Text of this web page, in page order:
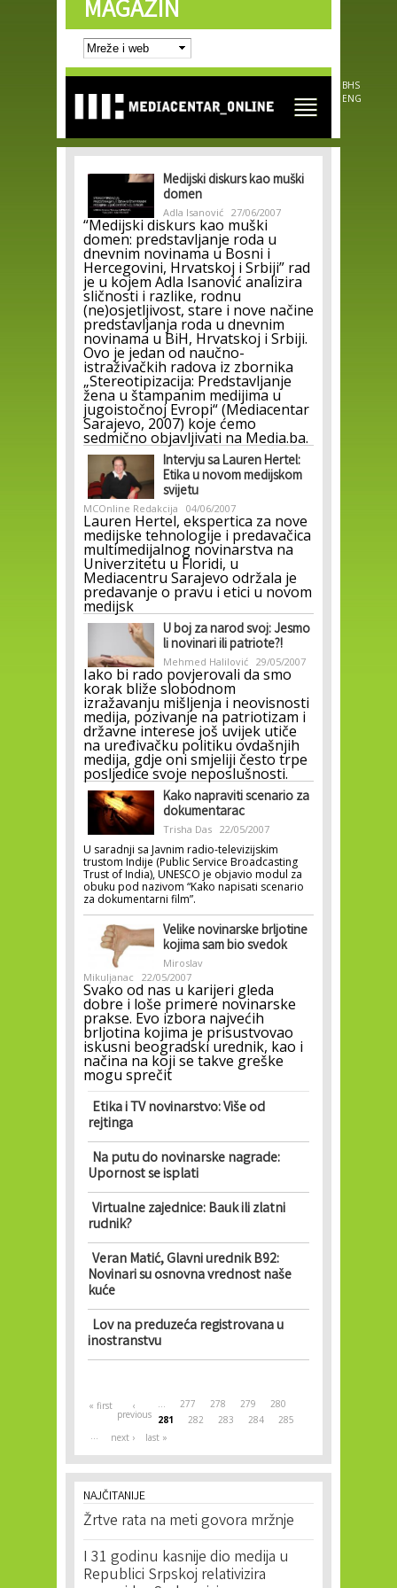
Skip to
main
content
MAGAZIN
BHS
ENG
Medijski diskurs kao muški
domen
Adla Isanović 27/06/2007
“Medijski diskurs kao muški
domen: predstavljanje roda u
dnevnim novinama u Bosni i
Hercegovini, Hrvatskoj i Srbiji” rad
je u kojem Adla Isanović analizira
sličnosti i razlike, rodnu
(ne)osjetljivost, stare i nove načine
predstavljanja roda u dnevnim
novinama u BiH, Hrvatskoj i Srbiji.
Ovo je jedan od naučno-
istraživačkih radova iz zbornika
„Stereotipizacija: Predstavljanje
žena u štampanim medijima u
jugoistočnoj Evropi“ (Mediacentar
Sarajevo, 2007) koje ćemo
sedmično objavljivati na Media.ba.
Intervju sa Lauren Hertel:
Etika u novom medijskom
svijetu
MCOnline Redakcija 04/06/2007
Lauren Hertel, ekspertica za nove
medijske tehnologije i predavačica
multimedijalnog novinarstva na
Univerzitetu u Floridi, u
Mediacentru Sarajevo održala je
predavanje o pravu i etici u novom
medijsk
U boj za narod svoj: Jesmo
li novinari ili patriote?!
Mehmed Halilović 29/05/2007
Iako bi rado povjerovali da smo
korak bliže slobodnom
izražavanju mišljenja i neovisnosti
medija, pozivanje na patriotizam i
državne interese još uvijek utiče
na uređivačku politiku ovdašnjih
medija, gdje oni smjeliji često trpe
posljedice svoje neposlušnosti.
Kako napraviti scenario za
dokumentarac
Trisha Das 22/05/2007
U saradnji sa Javnim radio-televizijskim
trustom Indije (Public Service Broadcasting
Trust of India), UNESCO je objavio modul za
obuku pod nazivom “Kako napisati scenario
za dokumentarni film”.
Velike novinarske brljotine
kojima sam bio svedok
Miroslav
Mikuljanac
22/05/2007
Svako od nas u karijeri gleda
dobre i loše primere novinarske
prakse. Evo izbora najvećih
brljotina kojima je prisustvovao
iskusni beogradski urednik, kao i
načina na koji se takve greške
mogu sprečit
Etika i TV novinarstvo: Više od
rejtinga
Na putu do novinarske nagrade:
Upornost se isplati
Virtualne zajednice: Bauk ili zlatni
rudnik?
Veran Matić, Glavni urednik B92:
Novinari su osnovna vrednost naše
kuće
Lov na preduzeća registrovana u
inostranstvu
Pages
« first ‹
previous
… 277 278 279
280
281
282 283 284
285
…
next › last »
NAJČITANIJE
Žrtve rata na meti govora mržnje
I 31 godinu kasnije dio medija u
Republici Srpskoj relativizira